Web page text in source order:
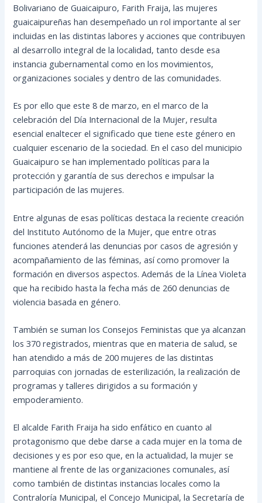
Bolivariano de Guaicaipuro, Farith Fraija, las mujeres
guaicaipureñas han desempeñado un rol importante al ser
incluidas en las distintas labores y acciones que contribuyen
al desarrollo integral de la localidad, tanto desde esa
instancia gubernamental como en los movimientos,
organizaciones sociales y dentro de las comunidades.
Es porello que este 8 de marzo, en el marco de la
celebración del Día Internacional de la Mujer, resulta
esencial enaltecer el significado que tiene este género en
cualquier escenario de la sociedad. En el caso del municipio
Guaicaipuro se han implementado políticas para la
protección y garantía de sus derechos e impulsar la
participación de las mujeres.
Entre algunas de esas políticas destaca la reciente creación
del Instituto Autónomo de la Mujer, que entre otras
funciones atenderá las denuncias por casos de agresión y
acompañamiento de las féminas, así como promover la
formación en diversos aspectos. Además de la Línea Violeta
que ha recibido hasta la fecha más de 260 denuncias de
violencia basada en género.
También se suman los Consejos Feministas que ya alcanzan
los 370 registrados, mientras que en materia de salud, se
han atendido a más de 200 mujeres de las distintas
parroquias con jornadas de esterilización, la realización de
programas y talleres dirigidos a su formación y
empoderamiento.
El alcalde Farith Fraija ha sido enfático en cuanto al
protagonismo que debe darse a cada mujer en la toma de
decisiones y es por eso que, en la actualidad, la mujer se
mantiene al frente de las organizaciones comunales, así
como también de distintas instancias locales como la
Contraloría Municipal, el Concejo Municipal, la Secretaría de